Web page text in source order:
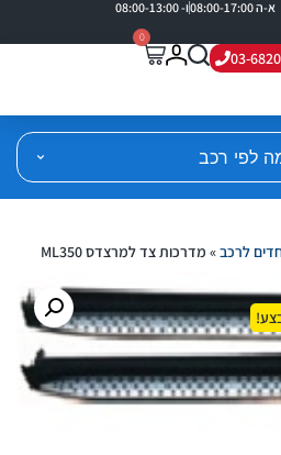
א-ה 08:00-17:00 ו- 08:00-13:00
03-
0
לפי רכב
לרכב» מדרכות צד למרצדס ML350